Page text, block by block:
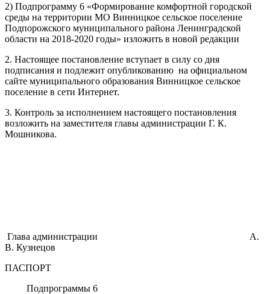
2) Подпрограмму 6 «Формирование комфортной городской
среды на территории МО Винницкое сельское поселение
Подпорожского муниципального района Ленинградской
области на 2018-2020 годы» изложить в новой редакции
2. Настоящее постановление вступает в силу со дня
подписания и подлежит опубликованию на официальном
сайте муниципального образования Винницкое сельское
поселение в сети Интернет.
3. Контроль за исполнением настоящего постановления
возложить на заместителя главы администрации Г. К.
Мошникова.
Глава администрации А.
В. Кузнецов
ПАСПОРТ
Подпрограммы 6